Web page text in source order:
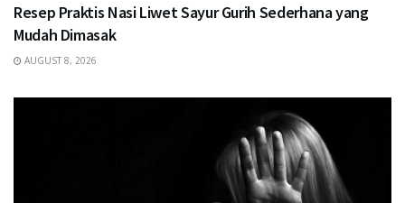
Resep Praktis Nasi Liwet Sayur Gurih Sederhana yang
Mudah Dimasak
AUGUST 8, 2026